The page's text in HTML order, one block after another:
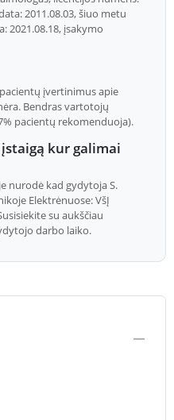
2011.08.03, šiuo metu
2021.08.18, įsakymo
įvertinimus apie
Bendras vartotojų
pacientų rekomenduoja).
kur galimai
nurodė kad gydytoja S.
Elektrėnuose: VšĮ
su aukščiau
darbo laiko.